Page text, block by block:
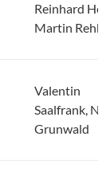
Reinhard
Martin
Valentin
Saalfrank,
Grunwald